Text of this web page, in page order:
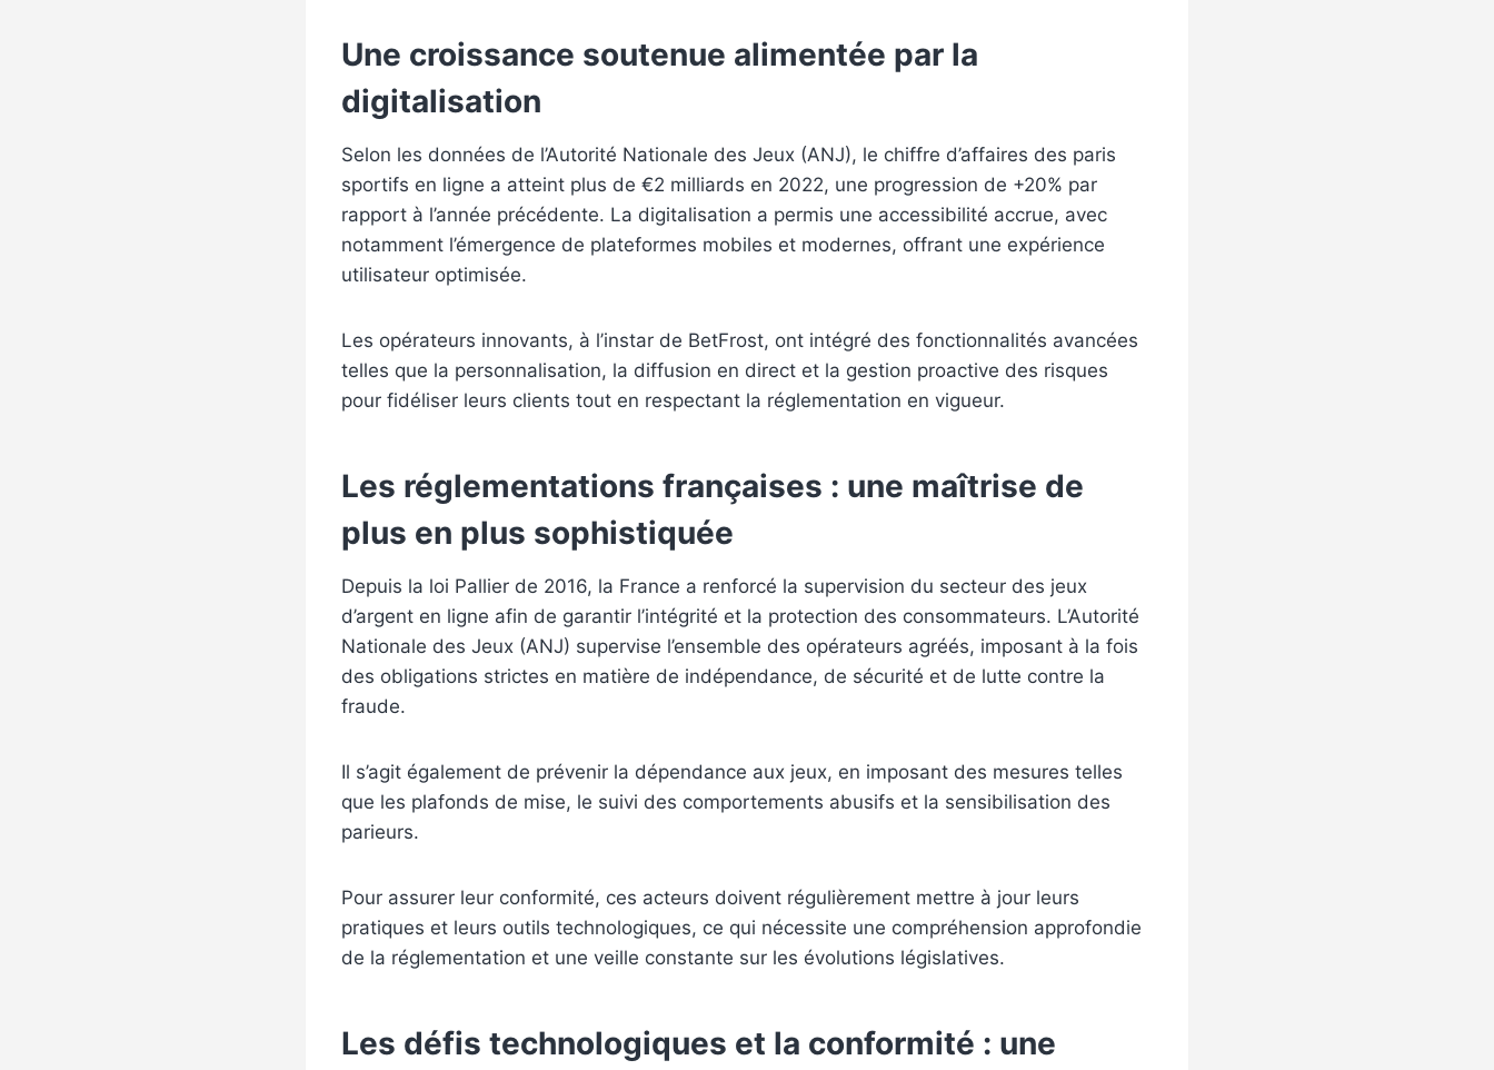
Une croissance soutenue alimentée par la
digitalisation
Selon les données de l’Autorité Nationale des Jeux (ANJ), le chiffre d’affaires des paris
sportifs en ligne a atteint plus de €2 milliards en 2022, une progression de +20% par
rapport à l’année précédente. La digitalisation a permis une accessibilité accrue, avec
notamment l’émergence de plateformes mobiles et modernes, offrant une expérience
utilisateur optimisée.
Les opérateurs innovants, à l’instar de BetFrost, ont intégré des fonctionnalités avancées
telles que la personnalisation, la diffusion en direct et la gestion proactive des risques
pour fidéliser leurs clients tout en respectant la réglementation en vigueur.
Les réglementations françaises : une maîtrise de
plus en plus sophistiquée
Depuis la loi Pallier de 2016, la France a renforcé la supervision du secteur des jeux
d’argent en ligne afin de garantir l’intégrité et la protection des consommateurs. L’Autorité
Nationale des Jeux (ANJ) supervise l’ensemble des opérateurs agréés, imposant à la fois
des obligations strictes en matière de indépendance, de sécurité et de lutte contre la
fraude.
Il s’agit également de prévenir la dépendance aux jeux, en imposant des mesures telles
que les plafonds de mise, le suivi des comportements abusifs et la sensibilisation des
parieurs.
Pour assurer leur conformité, ces acteurs doivent régulièrement mettre à jour leurs
pratiques et leurs outils technologiques, ce qui nécessite une compréhension approfondie
de la réglementation et une veille constante sur les évolutions législatives.
Les défis technologiques et la conformité : une